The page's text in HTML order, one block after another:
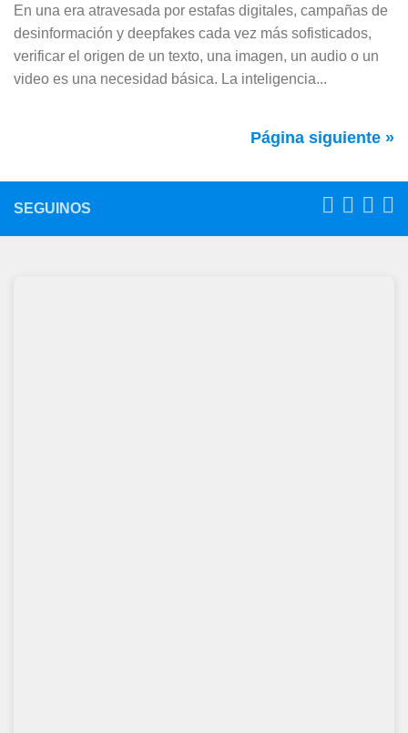
En una era atravesada por estafas digitales, campañas de
desinformación y deepfakes cada vez más sofisticados,
verificar el origen de un texto, una imagen, un audio o un
video es una necesidad básica. La inteligencia...
Página siguiente »
SEGUINOS